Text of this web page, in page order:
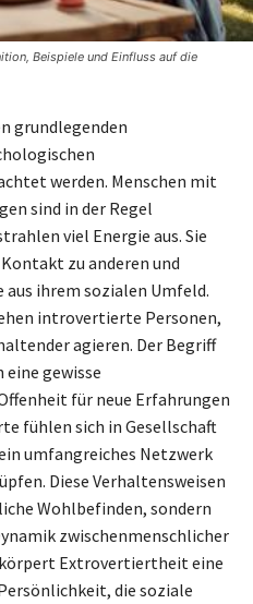
Beispiele und Einfluss auf die
grundlegenden
werden. Menschen mit
sind in der Regel
viel Energie aus. Sie
zu anderen und
ihrem sozialen Umfeld.
introvertierte Personen,
agieren. Der Begriff
gewisse
für neue Erfahrungen
fühlen sich in Gesellschaft
umfangreiches Netzwerk
Diese Verhaltensweisen
Wohlbefinden, sondern
zwischenmenschlicher
Extrovertiertheit eine
die soziale